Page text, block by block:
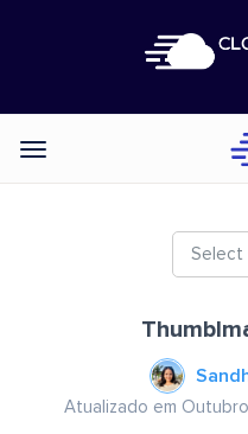
Categories
Select
Atualizado em